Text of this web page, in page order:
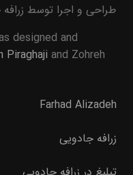
طراحی و اجرا توسط زرافه
designed and
Piraghaji and Zohreh
Farhad Alizadeh
زرافه جادویی